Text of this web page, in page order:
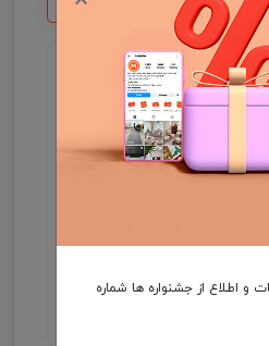
کالا
سفارش میتوانید با شماره
و اطلاع از جشنواره ها شماره